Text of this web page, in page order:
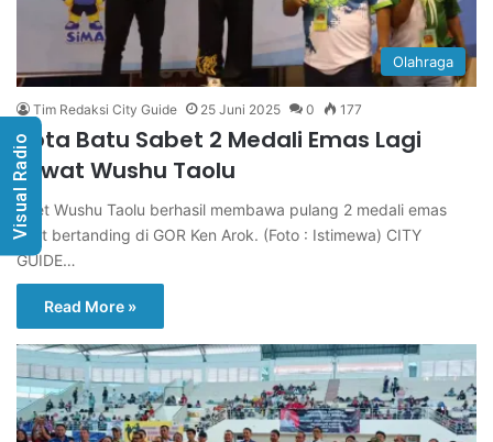
Olahraga
Tim Redaksi City Guide 25 Juni 2025 0 177
Kota Batu Sabet 2 Medali Emas Lagi
Lewat Wushu Taolu
Atlet Wushu Taolu berhasil membawa pulang 2 medali emas
saat bertanding di GOR Ken Arok. (Foto : Istimewa) CITY
GUIDE…
Read More »
Visual Radio